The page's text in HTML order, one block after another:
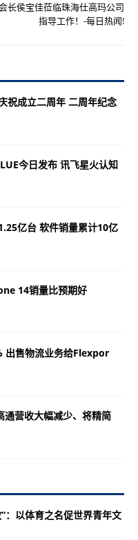
长侯宝佳莅临珠海仕高玛公司
指导工作！-每日热闻!
祝成立二周年 二周年纪念
今日发布 讯飞星火认知
亿台 软件销量累计10亿
14销量比预期好
出售物流业务给Flexpor
通营收大幅减少、将精简
：以体育之名促世界青年文